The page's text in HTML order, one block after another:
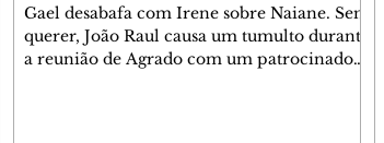
Gael desabafa com Irene sobre Naiane. Sem
querer, João Raul causa um tumulto durante
a reunião de Agrado com um patrocinador.